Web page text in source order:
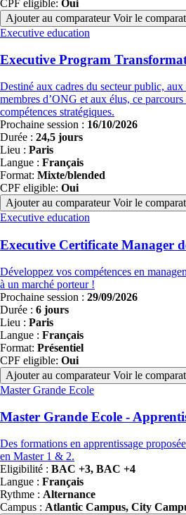
CPF eligible: Oui
Ajouter au comparateur Voir le
Famille
programmes
Executive education
Executive Program
Destiné aux cadres du secteur public,
membres d’ONG et aux élus, ce
compétences stratégiques.
Prochaine session : 16/10/2026
Durée : 24,5 jours
Lieu : Paris
Langue : Français
Format: Mixte/blended
CPF eligible: Oui
Ajouter au comparateur Voir le
Famille
programmes
Executive education
Executive Certificate Manager
Développez vos compétences en
à un marché porteur !
Prochaine session : 29/09/2026
Durée : 6 jours
Lieu : Paris
Langue : Français
Format: Présentiel
CPF eligible: Oui
Ajouter au comparateur Voir le
Famille
programmes
Master Grande Ecole
Master Grande Ecole -
Des formations en apprentissage
en Master 1 & 2.
Eligibilité : BAC +3, BAC +4
Langue : Français
Rythme : Alternance
Campus : Atlantic Campus, City